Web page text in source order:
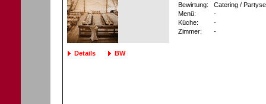
Details BW
Bewirtung:
Catering /
Menü:
-
Küche:
-
Zimmer:
-